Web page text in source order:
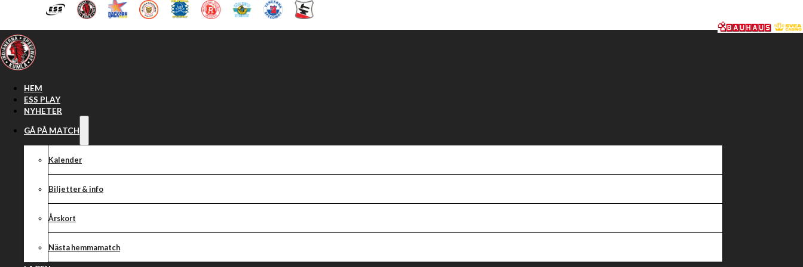
Hoppa till huvudinnehåll Hoppa till sidfot
HEM
ESS PLAY
NYHETER
GÅ PÅ MATCH
Kalender
Biljetter & info
Årskort
Nästa hemmamatch